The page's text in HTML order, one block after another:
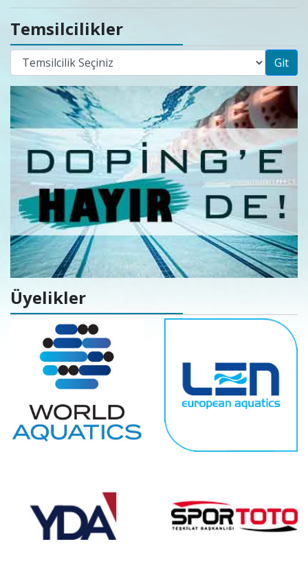
Temsilcilikler
Git
Üyelikler